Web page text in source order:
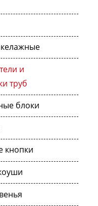
и
труб
блоки
кнопки